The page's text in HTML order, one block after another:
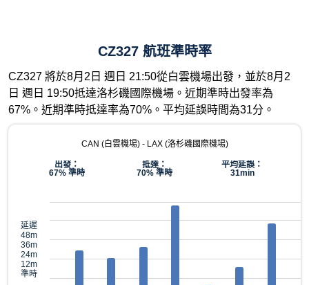
CZ327 航班準時率
CZ327 將於8月2日 週日 21:50從白雲機場出發，並於8月2
日 週日 19:50抵達洛杉磯國際機場。近期準時出發率為
67%。近期準時抵達率為70%。平均延誤時間為31分。
CAN (白雲機場) - LAX (洛杉磯國際機場)
出發：
67% 準時
抵達：
70% 準時
平均延誤：
31min
延遲
48m
36m
24m
12m
準時